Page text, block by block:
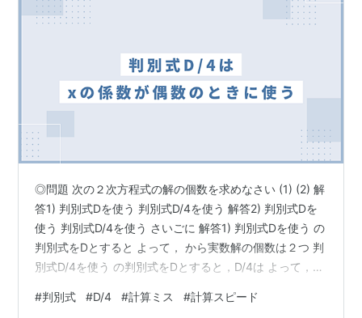
◎問題 次の２次方程式の解の個数を求めなさい (1) (2) 解
答1) 判別式Dを使う 判別式D/4を使う 解答2) 判別式Dを
使う 判別式D/4を使う さいごに 解答1) 判別式Dを使う の
判別式をDとすると よって， から実数解の個数は２つ 判
別式D/4を使う の判別式をDとすると，D/4は よって，
をDとすると よって，実数解の個数は ， のとき２個 の
#判別式 #D/4 #計算ミス #計算スピード